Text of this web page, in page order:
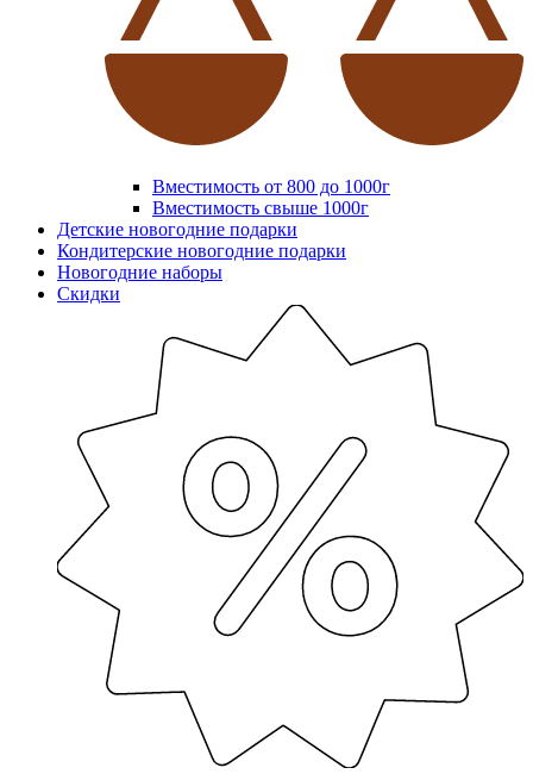
Вместимость от 800 до 1000г
Вместимость свыше 1000г
Детские новогодние подарки
Кондитерские новогодние подарки
Новогодние наборы
Скидки